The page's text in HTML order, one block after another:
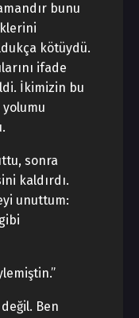
bunu
kötüydü.
ifade
İkimizin bu
yolumu
sonra
kaldırdı.
unuttum:
Ben